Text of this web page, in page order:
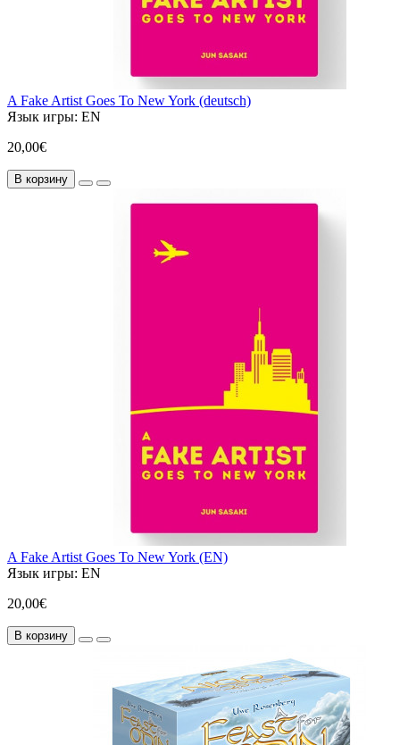
A Fake Artist Goes To New York (deutsch)
Язык игры: EN
20,00€
В корзину
A Fake Artist Goes To New York (EN)
Язык игры: EN
20,00€
В корзину